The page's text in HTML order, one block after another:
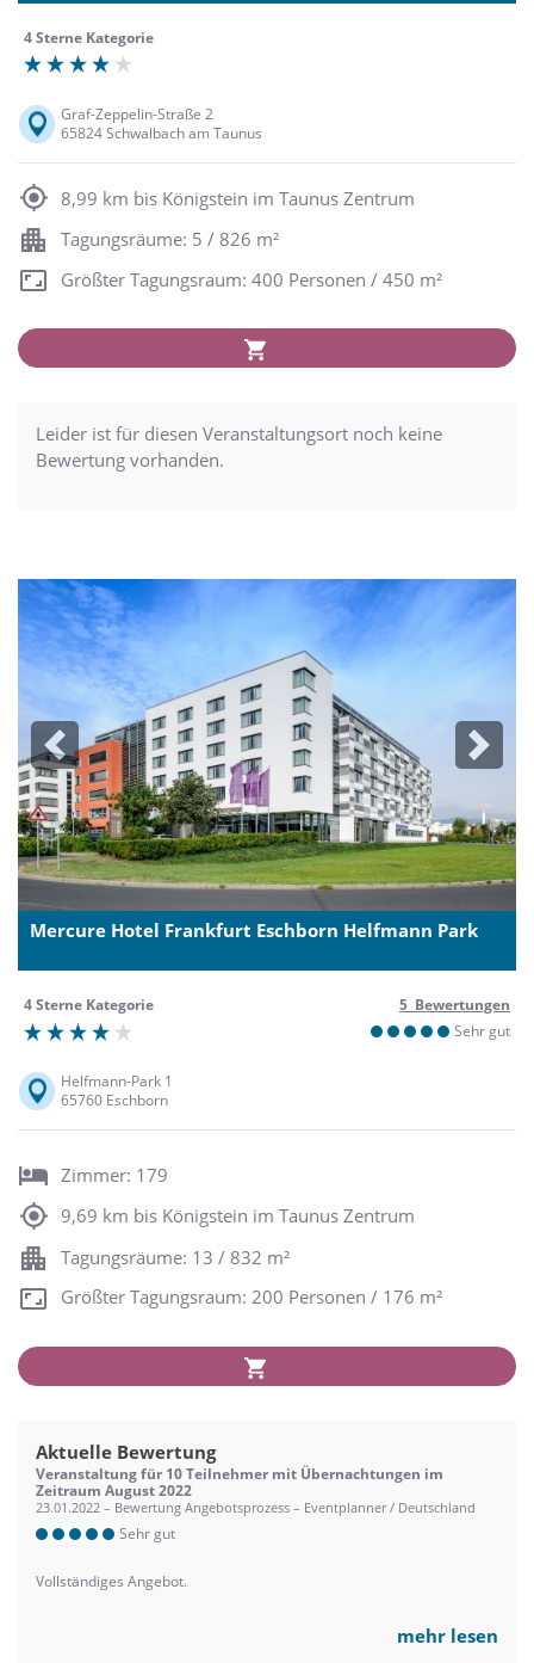
4 Sterne Kategorie
Graf-Zeppelin-Straße 2
65824 Schwalbach am Taunus
8,99 km bis Königstein im Taunus Zentrum
Tagungsräume: 5 / 826 m²
Größter Tagungsraum: 400 Personen / 450 m²
Leider ist für diesen Veranstaltungsort noch keine
Bewertung vorhanden.
Previous Next
Mercure Hotel Frankfurt Eschborn Helfmann Park
4 Sterne Kategorie
5 Bewertungen
Sehr gut
Helfmann-Park 1
65760 Eschborn
Zimmer: 179
9,69 km bis Königstein im Taunus Zentrum
Tagungsräume: 13 / 832 m²
Größter Tagungsraum: 200 Personen / 176 m²
Aktuelle Bewertung
Veranstaltung für 10 Teilnehmer mit Übernachtungen im
Zeitraum August 2022
23.01.2022 – Bewertung Angebotsprozess – Eventplanner / Deutschland
Sehr gut
Vollständiges Angebot.
mehr lesen